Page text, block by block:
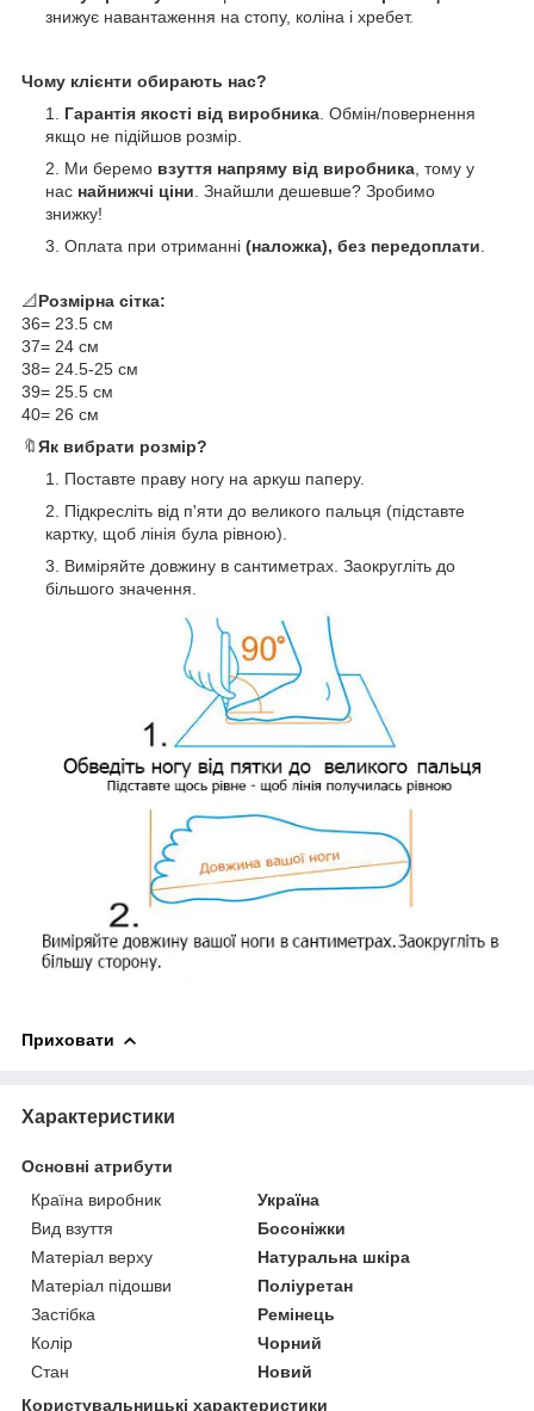
знижує навантаження на стопу, коліна і хребет.
Чому клієнти обирають нас?
Гарантія якості від виробника . Обмін/повернення
якщо не підійшов розмір.
Ми беремо взуття напряму від виробника , тому у
нас найнижчі ціни . Знайшли дешевше? Зробимо
знижку!
Оплата при отриманні (наложка), без передоплати
📐Розмірна сітка:
36= 23.5 см
37= 24 см
38= 24.5-25 см
39= 25.5 см
40= 26 см
🔖Як вибрати розмір?
Поставте праву ногу на аркуш паперу.
Підкресліть від п'яти до великого пальця (підставте
картку, щоб лінія була рівною).
Виміряйте довжину в сантиметрах. Заокругліть до
більшого значення.
Приховати
Характеристики
Основні атрибути
Країна виробник
Україна
Вид взуття
Босоніжки
Матеріал верху
Натуральна шкіра
Матеріал підошви
Поліуретан
Застібка
Ремінець
Колір
Чорний
Стан
Новий
Користувальницькі характеристики